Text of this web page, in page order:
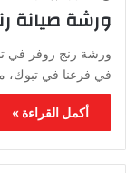
ورشة صيانة
ورشة رنج روفر في
في فرعنا في
أكمل القراءة »